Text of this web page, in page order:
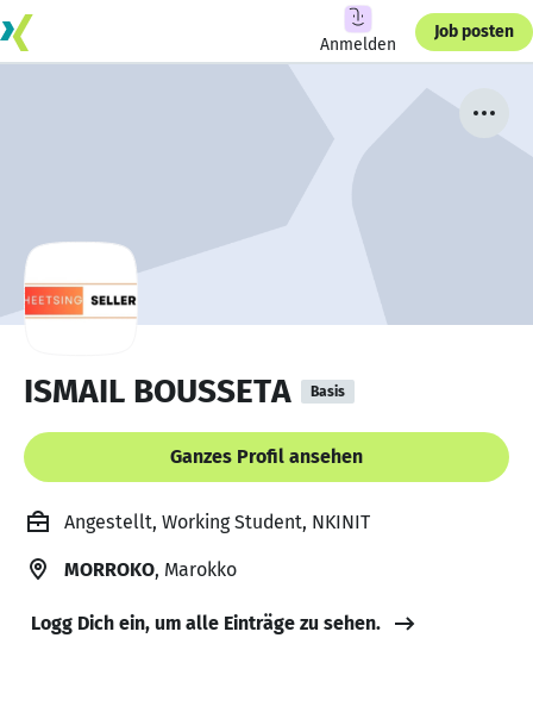
Anmelden
Job posten
ISMAIL BOUSSETA Basis
Ganzes Profil ansehen
Angestellt, Working Student, NKINIT
MORROKO, Marokko
Logg Dich ein, um alle Einträge zu sehen.